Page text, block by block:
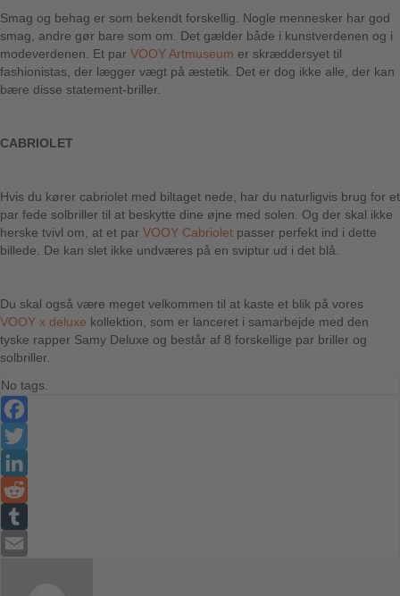
Smag og behag er som bekendt forskellig. Nogle mennesker har god
smag, andre gør bare som om. Det gælder både i kunstverdenen og i
modeverdenen. Et par VOOY Artmuseum er skræddersyet til
fashionistas, der lægger vægt på æstetik. Det er dog ikke alle, der kan
bære disse statement-briller.
CABRIOLET
Hvis du kører cabriolet med biltaget nede, har du naturligvis brug for et
par fede solbriller til at beskytte dine øjne med solen. Og der skal ikke
herske tvivl om, at et par VOOY Cabriolet passer perfekt ind i dette
billede. De kan slet ikke undværes på en sviptur ud i det blå.
Du skal også være meget velkommen til at kaste et blik på vores
VOOY x deluxe kollektion, som er lanceret i samarbejde med den
tyske rapper Samy Deluxe og består af 8 forskellige par briller og
solbriller.
No tags.
Facebook
Twitter
LinkedIn
Reddit
Tumblr